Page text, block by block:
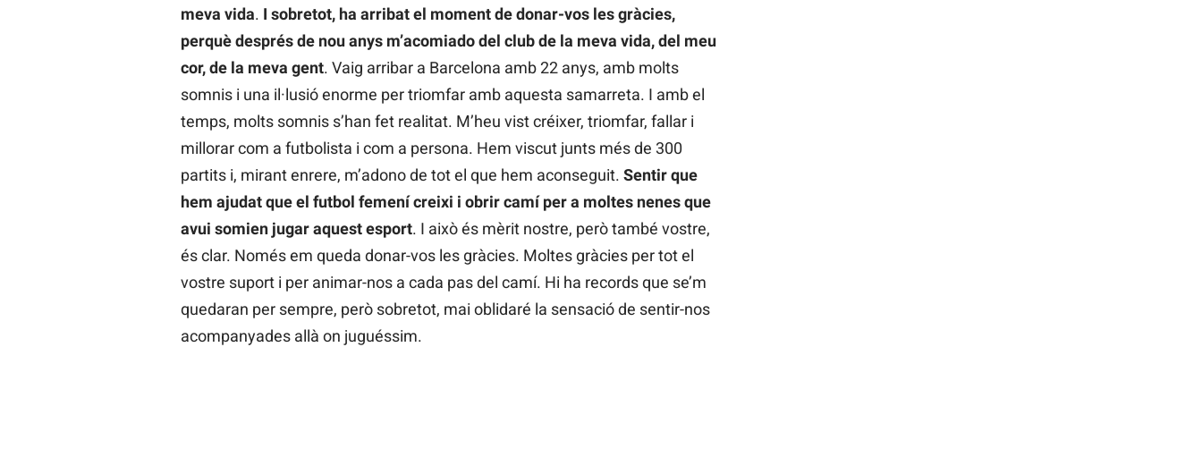
meva vida. I sobretot, ha arribat el moment de donar-vos les gràcies,
perquè després de nou anys m’acomiado del club de la meva vida, del meu
cor, de la meva gent. Vaig arribar a Barcelona amb 22 anys, amb molts
somnis i una il·lusió enorme per triomfar amb aquesta samarreta. I amb el
temps, molts somnis s’han fet realitat. M’heu vist créixer, triomfar, fallar i
millorar com a futbolista i com a persona. Hem viscut junts més de 300
partits i, mirant enrere, m’adono de tot el que hem aconseguit. Sentir que
hem ajudat que el futbol femení creixi i obrir camí per a moltes nenes que
avui somien jugar aquest esport. I això és mèrit nostre, però també vostre,
és clar. Només em queda donar-vos les gràcies. Moltes gràcies per tot el
vostre suport i per animar-nos a cada pas del camí. Hi ha records que se’m
quedaran per sempre, però sobretot, mai oblidaré la sensació de sentir-nos
acompanyades allà on juguéssim.